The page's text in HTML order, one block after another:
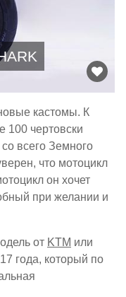
кастомы. К
100 чертовски
всего Земного
что мотоцикл
он хочет
при желании и
от KTM или
года, который по